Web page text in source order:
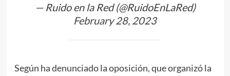
— Ruido en la Red (@RuidoEnLaRed)
February 28, 2023
Según ha denunciado la oposición, que organizó la